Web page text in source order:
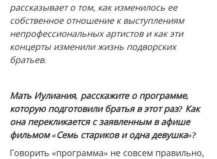
рассказывает о том, как изменилось ее
собственное отношение к выступлениям
непрофессиональных артистов и как эти
концерты изменили жизнь подворских
братьев.
Мать Иулиания, расскажите о программе,
которую подготовили братья в этот раз? Как
она перекликается с заявленным в афише
фильмом «Семь стариков и одна девушка»?
Говорить «программа» не совсем правильно,